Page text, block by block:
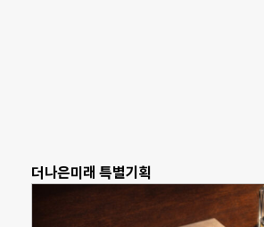
더나은미래 특별기획